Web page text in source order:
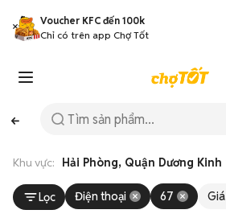
Voucher KFC đến 100k
Chỉ có trên app Chợ Tốt
Khu vực: Hải Phòng, Quận Dương Kinh
Lọc Điện thoại 67 Giá